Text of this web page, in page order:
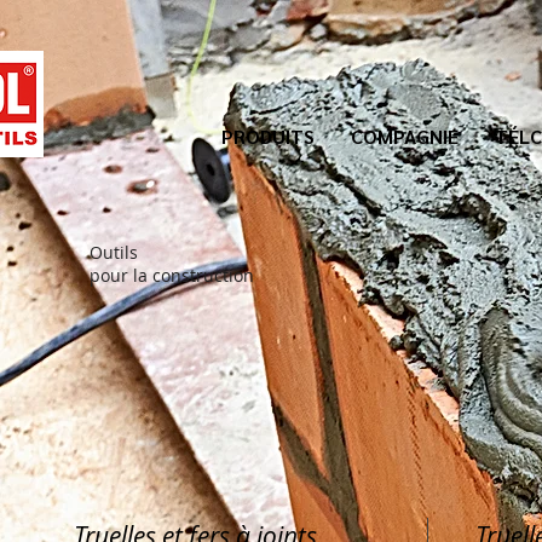
PRODUITS COMPAGNIE
Outils
pour la construction